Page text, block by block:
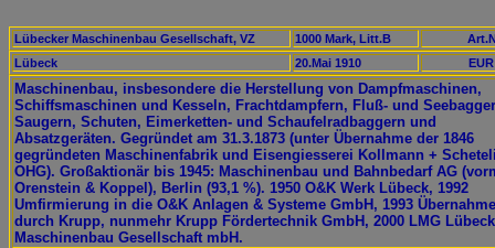
Lübecker Maschinenbau Gesellschaft, VZ 1000 Mark, Litt.B
Lübeck
20.Mai 1910
Maschinenbau, insbesondere die Herstellung von Dampfmaschinen,
Schiffsmaschinen und Kesseln, Frachtdampfern, Fluß- und
Saugern, Schuten, Eimerketten- und Schaufelradbaggern und
Absatzgeräten. Gegründet am 31.3.1873 (unter Übernahme der 1846
gegründeten Maschinenfabrik und Eisengiesserei Kollmann +
OHG). Großaktionär bis 1945: Maschinenbau und Bahnbedarf AG
Orenstein & Koppel), Berlin (93,1 %). 1950 O&K Werk Lübeck, 1992
Umfirmierung in die O&K Anlagen & Systeme GmbH, 1993 Übernahme
durch Krupp, nunmehr Krupp Fördertechnik GmbH, 2000 LMG
Maschinenbau Gesellschaft mbH.